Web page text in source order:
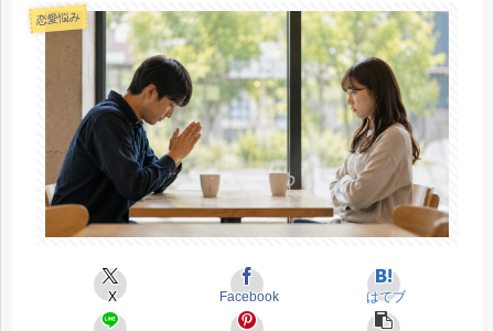
恋愛悩み
X Facebook はてブ